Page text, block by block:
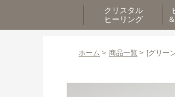
クリスタル
ヒーリング
ホーム > 商品一覧 > [グリー